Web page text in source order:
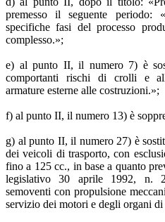
premesso il seguente
specifiche fasi del processo
complesso.»;
e) al punto II, il numero 7) è
comportanti rischi di crolli e
armature esterne alle costruzioni.»;
f) al punto II, il numero 13) è
g) al punto II, il numero 27) è
dei veicoli di trasporto, con
fino a 125 cc., in base a quanto
legislativo 30 aprile 1992, n.
semoventi con propulsione
servizio dei motori e degli organi